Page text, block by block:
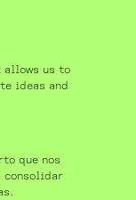
allows us to
ideas and
que nos
consolidar